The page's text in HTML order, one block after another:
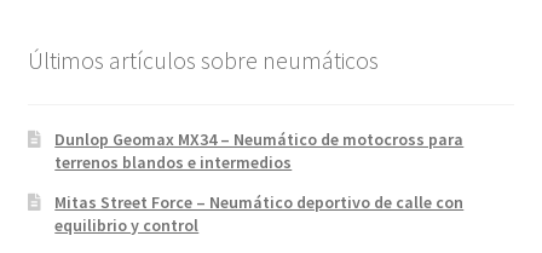
Últimos artículos sobre neumáticos
Dunlop Geomax MX34 – Neumático de motocross para
terrenos blandos e intermedios
Mitas Street Force – Neumático deportivo de calle con
equilibrio y control